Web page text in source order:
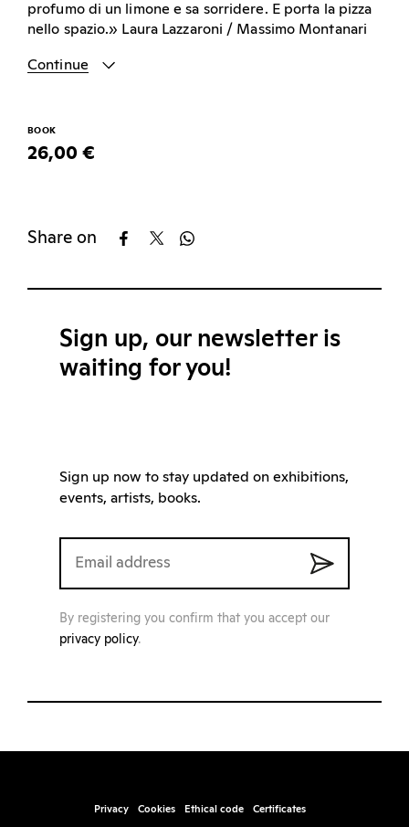
profumo di un limone e sa sorridere. E porta la pizza
nello spazio.» Laura Lazzaroni / Massimo Montanari
Continue
BOOK
26,00 €
Share on
Sign up, our newsletter is
waiting for you!
Sign up now to stay updated on exhibitions,
events, artists, books.
By registering you confirm that you accept our
privacy policy.
Privacy Cookies Ethical code Certificates